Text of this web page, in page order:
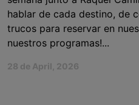
hablar de cada destino, de
trucos para reservar en
nuestros programas!...
28 de April, 2026